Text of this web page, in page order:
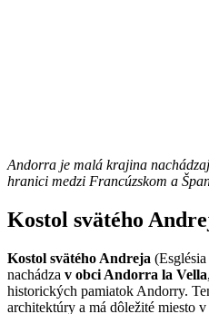
Andorra je malá krajina
hranici medzi Francúzskom a
Kostol svätého
Kostol svätého Andreja
nachádza v obci Andorra la Vella
historických pamiatok Andorry.
architektúry a má dôležité miesto